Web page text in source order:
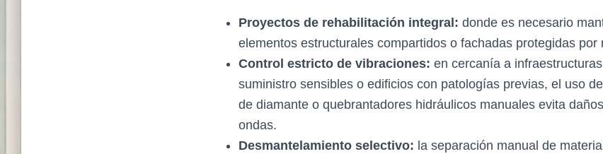
Proyectos de rehabilitación integral: donde es necesario
elementos estructurales compartidos o fachadas protegidas por
Control estricto de vibraciones: en cercanía a
suministro sensibles o edificios con patologías previas, el uso
de diamante o quebrantadores hidráulicos manuales evita
ondas.
Desmantelamiento selectivo: la separación manual de